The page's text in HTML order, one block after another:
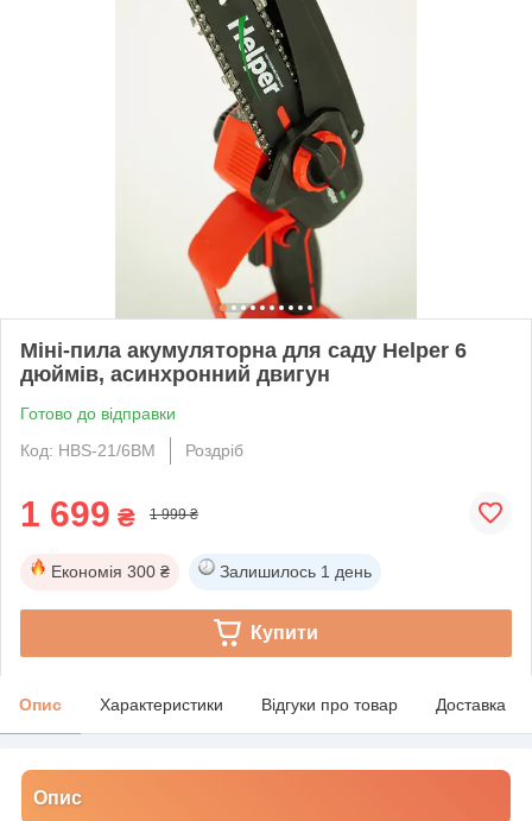
Міні-пила акумуляторна для саду Helper 6
дюймів, асинхронний двигун
Готово до відправки
Код: HBS-21/6BM
Роздріб
1 699 ₴ 1 999 ₴
Економія 300 ₴ Залишилось 1 день
Купити
Опис Характеристики Відгуки про товар Доставка
Опис